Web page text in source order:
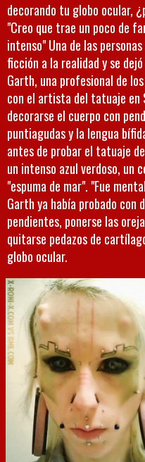
decorando tu globo ocular,
"Creo que trae un poco de
intenso" Una de las
ficción a la realidad y se
Garth, una profesional de
con el artista del tatuaje en
decorarse el cuerpo con
puntiagudas y la lengua
antes de probar el tatuaje
un intenso azul verdoso, un
"espuma de mar". "Fue
Garth ya había probado con
pendientes, ponerse las
quitarse pedazos de
globo ocular.